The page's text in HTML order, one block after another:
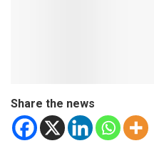
Share the news